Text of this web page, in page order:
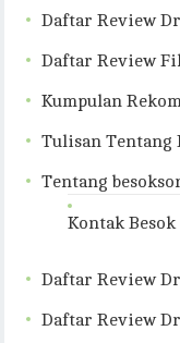
Daftar Review
Daftar Review
Kumpulan
Tulisan Tentang
Tentang
Kontak Besok
Daftar Review
Daftar Review